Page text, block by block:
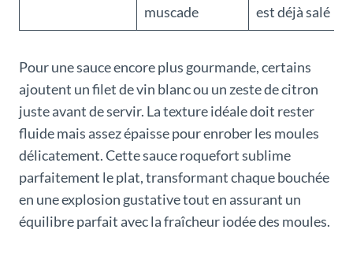
muscade
est déjà salé
Pour une sauce encore plus gourmande, certains
ajoutent un filet de vin blanc ou un zeste de citron
juste avant de servir. La texture idéale doit rester
fluide mais assez épaisse pour enrober les moules
délicatement. Cette sauce roquefort sublime
parfaitement le plat, transformant chaque bouchée
en une explosion gustative tout en assurant un
équilibre parfait avec la fraîcheur iodée des moules.